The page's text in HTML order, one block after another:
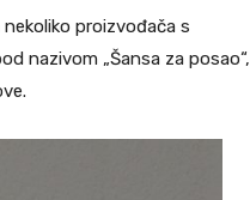
proizvođača s
nazivom „Šansa za posao“,